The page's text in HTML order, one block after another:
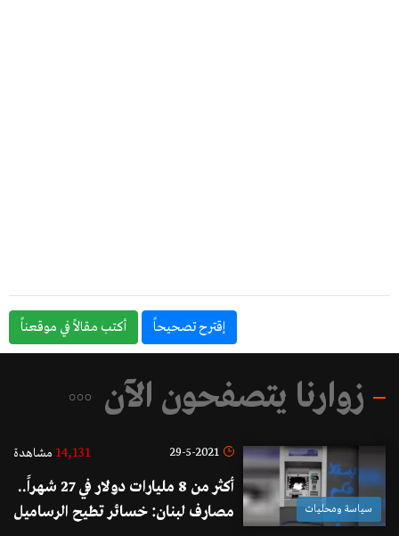
إقترح تصحيحاً أكتب مقالاً في موقعناً
زوارنا يتصفحون الآن
سياسة ومحليات
29-5-2021
14,131 مشاهدة
أكثر من 8 مليارات دولار في 27 شهراً..
مصارف لبنان: خسائر تطيح الرساميل